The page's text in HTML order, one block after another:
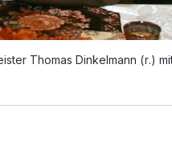
Thomas Dinkelmann (r.)